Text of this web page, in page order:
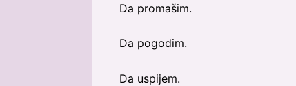
Da promašim.
Da pogodim.
Da uspijem.